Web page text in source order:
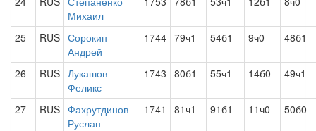
Михаил
25 RUS Сорокин
Андрей
1744 79ч1 54б1 9ч0 48б1
26 RUS Лукашов
Феликс
1743 80б1 55ч1 14б0 49ч1
27 RUS Фахрутдинов
Руслан
1741 81ч1 91б1 11ч0 50б0